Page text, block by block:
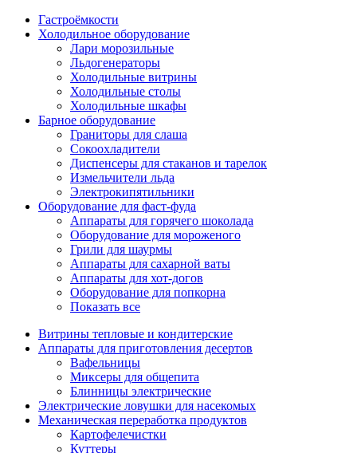
Гастроёмкости
Холодильное оборудование
Лари морозильные
Льдогенераторы
Холодильные витрины
Холодильные столы
Холодильные шкафы
Барное оборудование
Граниторы для слаша
Сокоохладители
Диспенсеры для стаканов и тарелок
Измельчители льда
Электрокипятильники
Оборудование для фаст-фуда
Аппараты для горячего шоколада
Оборудование для мороженого
Грили для шаурмы
Аппараты для сахарной ваты
Аппараты для хот-догов
Оборудование для попкорна
Показать все
Витрины тепловые и кондитерские
Аппараты для приготовления десертов
Вафельницы
Миксеры для общепита
Блинницы электрические
Электрические ловушки для насекомых
Механическая переработка продуктов
Картофелечистки
Куттеры